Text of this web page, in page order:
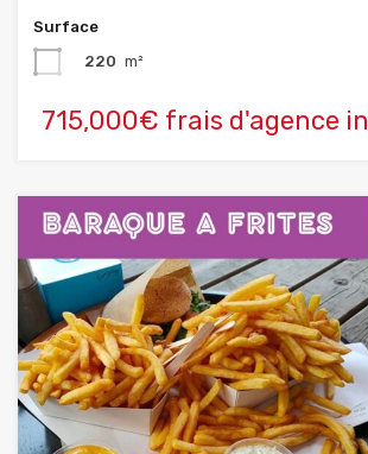
Surface
220 m²
715,000€ frais d'agence